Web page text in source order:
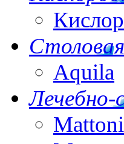
Aquila
Лечебно-
Mattoni